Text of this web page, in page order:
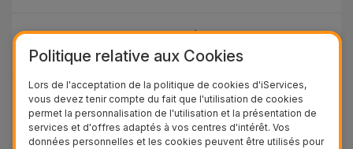
Comment savoir quel État choisir pour
un Samsung Reconditionné ?
Pourquoi acheter un Macbook
Reconditionné?
Politique relative aux Cookies
Lors de l'acceptation de la politique de cookies d'iServices,
vous devez tenir compte du fait que l'utilisation de cookies
permet la personnalisation de l'utilisation et la présentation de
services et d'offres adaptés à vos centres d'intérêt. Vos
données personnelles et les cookies peuvent être utilisés pour